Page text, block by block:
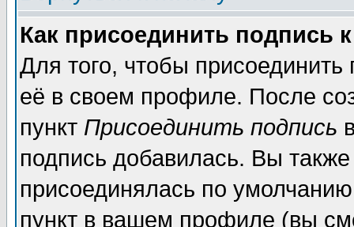
Как присоединить подпись
Для того, чтобы
её в своем профиле. После
пункт Присоединить подпись
подпись добавилась. Вы
присоединялась по
пункт в вашем профиле (вы